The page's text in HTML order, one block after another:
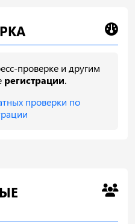
проверке и другим
регистрации.
проверки по